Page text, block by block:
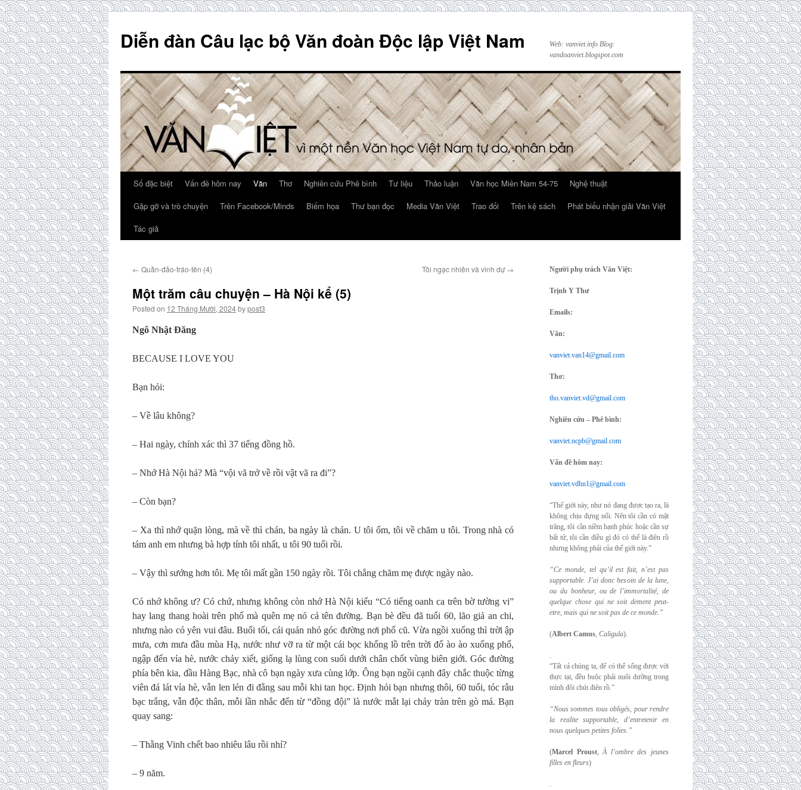
content
Diễn đàn Câu lạc bộ Văn đoàn Độc lập Việt Nam
Web: vanviet.info Blog:
vandoanviet.blogspot.com
Số đặc biệt Vấn đề hôm nay Văn Thơ Nghiên cứu Phê bình Tư liệu Thảo luận Văn học Miền Nam 54-75
Nghệ thuật
Gặp gỡ và trò chuyện
Trên Facebook/Minds Biếm họa Thư bạn đọc Media Văn Việt Trao đổi Trên kệ sách
Phát biểu nhận giải Văn Việt
Tác giả
← Quần-đảo-tráo-tên (4) Tôi ngạc nhiên và vinh dự→
Một trăm câu chuyện – Hà Nội kể (5)
Posted on 12 Tháng Mười, 2024bypost3
Ngô Nhật Đăng
BECAUSE I LOVE YOU
Bạn hỏi:
– Về lâu không?
– Hai ngày, chính xác thì 37 tiếng đồng hồ.
– Nhớ Hà Nội hả? Mà “vội vã trở về rồi vật vã ra đi”?
– Còn bạn?
– Xa thì nhớ quặn lòng, mà về thì chán, ba ngày là chán. U tôi ốm, tôi về chăm u tôi. Trong nhà có
tám anh em nhưng bà hợp tính tôi nhất, u tôi 90 tuổi rồi.
– Vậy thì sướng hơn tôi. Mẹ tôi mất gần 150 ngày rồi. Tôi chẳng chăm mẹ được ngày nào.
Có nhớ không ư? Có chứ, nhưng không còn nhớ Hà Nội kiểu “Có tiếng oanh ca trên bờ tường vi”
hay lang thang hoài trên phố mà quên mẹ nó cả tên đường. Bạn bè đều đã tuổi 60, lão giả an chi,
nhưng nào có yên vui đâu. Buổi tối, cái quán nhỏ góc đường nơi phố cũ. Vừa ngồi xuống thì trời ập
mưa, cơn mưa đầu mùa Hạ, nước như vỡ ra từ một cái bọc khổng lồ trên trời đổ ào ào xuống phố,
ngập đến vỉa hè, nước chảy xiết, giống lạ lùng con suối dưới chân chốt vùng biên giới. Góc đường
phía bên kia, đầu Hàng Bạc, nhà cô bạn ngày xưa cùng lớp. Ông bạn ngồi cạnh đây chắc thuộc từng
viên đá lát vỉa hè, vẫn len lén đi đằng sau mỗi khi tan học. Định hỏi bạn nhưng thôi, 60 tuổi, tóc râu
bạc trắng, vẫn độc thân, mỗi lần nhắc đến từ “đồng đội” là nước mắt lại chảy tràn trên gò má. Bạn
quay sang:
– Thằng Vinh chết bao nhiêu lâu rồi nhỉ?
– 9 năm.
Người phụ trách Văn Việt:
Trịnh Y Thư
Emails:
Văn:
vanviet.van14@gmail.com
Thơ:
tho.vanviet.vd@gmail.com
Nghiên cứu – Phê bình:
vanviet.ncpb@gmail.com
Vấn đề hôm nay:
vanviet.vdhn1@gmail.com
“Thế giới này, như nó đang được tạo ra, là
không chịu đựng nổi. Nên tôi cần có mặt
trăng, tôi cần niềm hạnh phúc hoặc cần sự
bất tử, tôi cần điều gì đó có thể là điên rồ
nhưng không phải của thế giới này.”
“Ce monde, tel qu’il est fait, n’est pas
supportable. J’ai donc besoin de la lune,
ou du bonheur, ou de l’immortalité, de
quelque chose qui ne soit dement peut-
etre, mais qui ne soit pas de ce monde.”
(Albert Camus, Caligula).
.
“Tất cả chúng ta, để có thể sống được với
thực tại, đều buộc phải nuôi dưỡng trong
mình đôi chút điên rồ.”
“Nous sommes tous obligés, pour rendre
la realite supportable, d’entretenir en
nous quelques petites folies.”
(Marcel Proust,À l’ombre des jeunes
filles en fleurs)
.